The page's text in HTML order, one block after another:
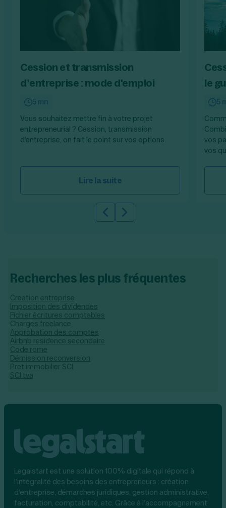
Cession et transmission
d’entreprise : mode d'emploi
5 mn
Vous souhaitez mettre fin à votre projet
entrepreneurial ? Cession, transmission
d'entreprise, on fait le point sur vos options.
Lire la suite
le
5
vos
vos
Slide précédente
Slide suivante
Recherches les plus fréquentes
Creation entreprise
Imposition des dividendes
Fichier écritures comptables
Charges freelance
Approbation des comptes
Airbnb residence secondaire
Code rome
Démission reconversion
Pret immobilier SCI
SCI tva
Legalstart est une solution 100% digitale qui répond à
l’intégralité des besoins des entrepreneurs : création
d’entreprise, démarches juridiques, gestion administrative,
facturation, comptabilité, etc. Grâce à l’accompagnement